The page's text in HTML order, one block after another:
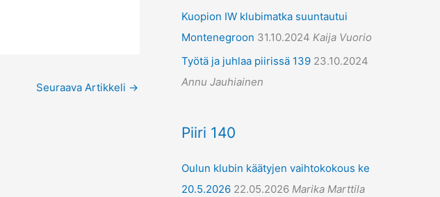
Seuraava Artikkeli →
Kuopion IW klubimatka suuntautui
Montenegroon 31.10.2024 Kaija Vuorio
Työtä ja juhlaa piirissä 139 23.10.2024
Annu Jauhiainen
Piiri 140
Oulun klubin käätyjen vaihtokokous ke
20.5.2026 22.05.2026 Marika Marttila